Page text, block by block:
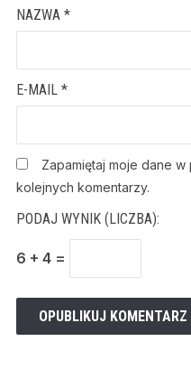
NAZWA *
E-MAIL *
Zapamiętaj moje dane
kolejnych komentarzy.
PODAJ WYNIK (LICZBA):
6 + 4 =